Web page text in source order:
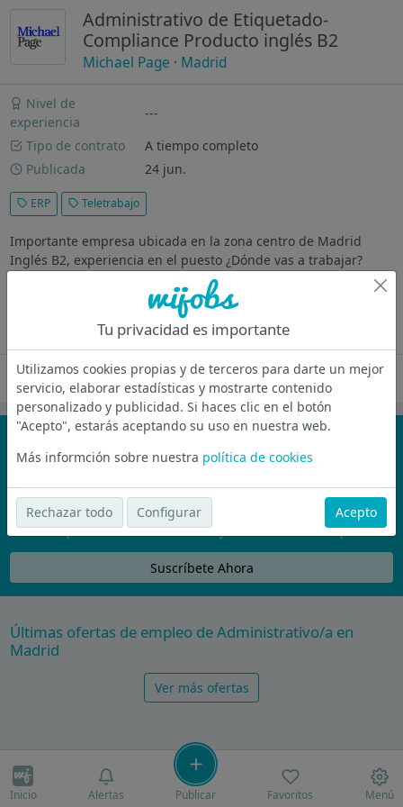
Administrativo de Etiquetado-
Compliance Producto inglés B2
Michael Page · Madrid
Nivel de
experiencia
---
Tipo de contrato
A tiempo completo
Publicada
24 jun.
ERP Teletrabajo
Importante empresa ubicada en la zona centro de Madrid
Inglés B2, experiencia en el puesto ¿Dónde vas a trabajar?
Importante empresa ubicada en la zona centro de Madrid
Descripción Revision del etiquetado de todos los envases de la
Oferta desactivada
¡No te pierdas nada!
Únete a la comunidad de wijobs y recibe por email las mejores
ofertas de empleo
Nunca compartiremos tu email con nadie y no te vamos a enviar spam
Suscríbete Ahora
Últimas ofertas de empleo de Administrativo/a en
Madrid
Ver más ofertas
Inicio Alertas Publicar Favoritos Menú
Tu privacidad es importante
Utilizamos cookies propias y de terceros para darte un mejor
servicio, elaborar estadísticas y mostrarte contenido
personalizado y publicidad. Si haces clic en el botón
"Acepto", estarás aceptando su uso en nuestra web.
Más informción sobre nuestra política de cookies
Rechazar todo Configurar Acepto